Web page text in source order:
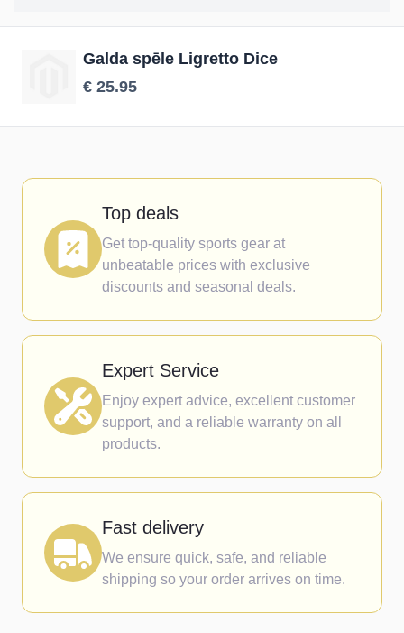
Galda spēle Ligretto Dice
€ 25.95
Top deals
Get top-quality sports gear at
unbeatable prices with exclusive
discounts and seasonal deals.
Expert Service
Enjoy expert advice, excellent customer
support, and a reliable warranty on all
products.
Fast delivery
We ensure quick, safe, and reliable
shipping so your order arrives on time.